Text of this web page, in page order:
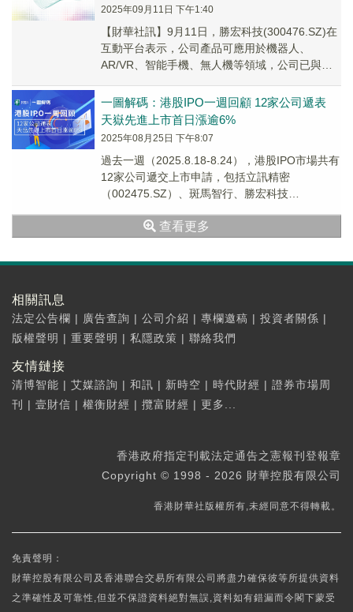
2025年09月11日 下午1:40
【財華社訊】9月11日，勝宏科技(300476.SZ)在
互動平台表示，公司產品可應用於機器人、
AR/VR、智能手機、無人機等領域，公司已與機
一圖解碼：港股IPO一週回顧 12家公司遞表
天嶽先進上市首日漲逾6%
2025年08月25日 下午8:07
過去一週（2025.8.18-8.24），港股IPO市場共有
12家公司遞交上市申請，包括立訊精密
（002475.SZ）、斑馬智行、勝宏科技
查看更多
相關訊息
法定公告欄 | 廣告查詢 | 公司介紹 | 專欄邀稿 | 投資者關係 |
版權聲明 | 重要聲明 | 私隱政策 | 聯絡我們
友情鏈接
清博智能 | 艾媒諮詢 | 和訊 | 新時空 | 時代財經 | 證券市場周
刊
| 壹財信 | 權衡財經 | 攬富財經 | 更多...
香港政府指定刊載法定通告之憲報刊登報章
Copyright © 1998 - 2026 財華控股有限公司
香港財華社版權所有,未經同意不得轉載。
免責聲明：
財華控股有限公司及香港聯合交易所有限公司將盡力確保彼等所提供資料
之準確性及可靠性,但並不保證資料絕對無誤,資料如有錯漏而令閣下蒙受